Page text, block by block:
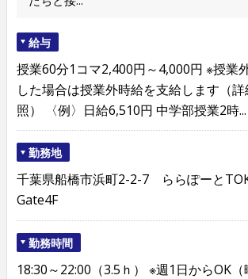
給与
授業60分1コマ2,400円～4,000円 ※授業
した場合は授業外時給を支給します（
照） 〈例〉日給6,510円 中学部授業2時...
勤務地
千葉県船橋市浜町2-2-7 ららぽーと
Gate4F
勤務時間
18:30～22:00（3.5ｈ） ※週1日からOK